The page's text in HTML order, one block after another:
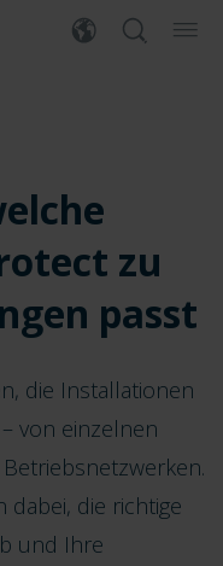
zu
passt
die Installationen
von einzelnen
die richtige
und Ihre